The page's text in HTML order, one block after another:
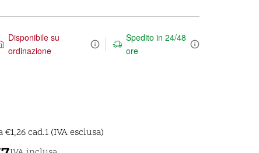
Disponibile su
ordinazione
Spedito in 24/48
ore
€1,26cad.1 (IVA esclusa)